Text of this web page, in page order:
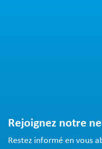
Rejoignez notre
Restez informé en vous